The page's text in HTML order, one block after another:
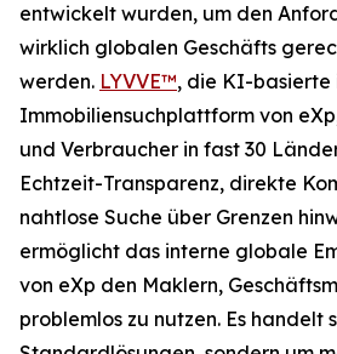
entwickelt wurden, um den
wirklich globalen Geschäfts
werden. LYVVE™, die KI-
Immobiliensuchplattform von
und Verbraucher in fast 30
Echtzeit-Transparenz, direkte
nahtlose Suche über Grenzen
ermöglicht das interne globale
von eXp den Maklern,
problemlos zu nutzen. Es handelt